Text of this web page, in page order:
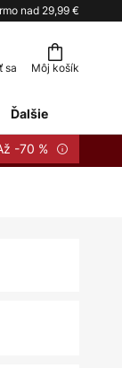
nad 29,99 €
Môj košík
sa
Ďalšie
-70 %